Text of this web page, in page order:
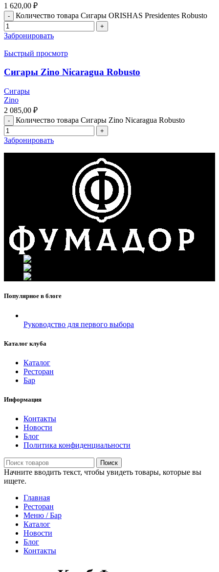
1 620,00 ₽
Количество товара Сигары ORISHAS Presidentes Robusto
Забронировать
Быстрый просмотр
Сигары Zino Nicaragua Robusto
Сигары
Zino
2 085,00 ₽
Количество товара Сигары Zino Nicaragua Robusto
Забронировать
Популярное в блоге
Руководство для первого выбора
Каталог клуба
Каталог
Ресторан
Бар
Информация
Контакты
Новости
Блог
Политика конфиденциальности
Поиск
Начните вводить текст, чтобы увидеть товары, которые вы
ищете.
Главная
Ресторан
Меню / Бар
Каталог
Новости
Блог
Контакты